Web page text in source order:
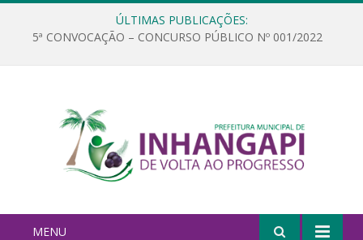
ÚLTIMAS PUBLICAÇÕES:
5ª CONVOCAÇÃO – CONCURSO PÚBLICO Nº 001/2022
MENU